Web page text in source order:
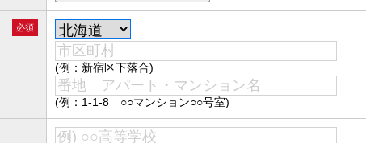
必須
(例：新宿区下落合)
(例：1-1-8 ○○マンション○○号室)